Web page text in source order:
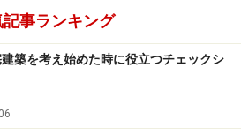
記事ランキング
築を考え始めた時に役立つチェックシ